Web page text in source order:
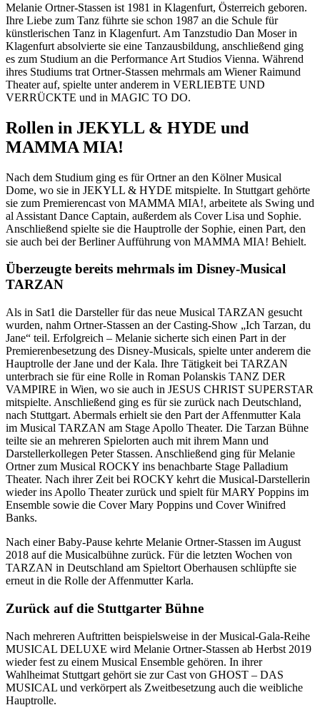
Melanie Ortner-Stassen ist 1981 in Klagenfurt, Österreich geboren.
Ihre Liebe zum Tanz führte sie schon 1987 an die Schule für
künstlerischen Tanz in Klagenfurt. Am Tanzstudio Dan Moser in
Klagenfurt absolvierte sie eine Tanzausbildung, anschließend ging
es zum Studium an die Performance Art Studios Vienna. Während
ihres Studiums trat Ortner-Stassen mehrmals am Wiener Raimund
Theater auf, spielte unter anderem in VERLIEBTE UND
VERRÜCKTE und in MAGIC TO DO.
Rollen in JEKYLL & HYDE und
MAMMA MIA!
Nach dem Studium ging es für Ortner an den Kölner Musical
Dome, wo sie in JEKYLL & HYDE mitspielte. In Stuttgart gehörte
sie zum Premierencast von MAMMA MIA!, arbeitete als Swing und
al Assistant Dance Captain, außerdem als Cover Lisa und Sophie.
Anschließend spielte sie die Hauptrolle der Sophie, einen Part, den
sie auch bei der Berliner Aufführung von MAMMA MIA! Behielt.
Überzeugte bereits mehrmals im Disney-Musical
TARZAN
Als in Sat1 die Darsteller für das neue Musical TARZAN gesucht
wurden, nahm Ortner-Stassen an der Casting-Show „Ich Tarzan, du
Jane“ teil. Erfolgreich – Melanie sicherte sich einen Part in der
Premierenbesetzung des Disney-Musicals, spielte unter anderem die
Hauptrolle der Jane und der Kala. Ihre Tätigkeit bei TARZAN
unterbrach sie für eine Rolle in Roman Polanskis TANZ DER
VAMPIRE in Wien, wo sie auch in JESUS CHRIST SUPERSTAR
mitspielte. Anschließend ging es für sie zurück nach Deutschland,
nach Stuttgart. Abermals erhielt sie den Part der Affenmutter Kala
im Musical TARZAN am Stage Apollo Theater. Die Tarzan Bühne
teilte sie an mehreren Spielorten auch mit ihrem Mann und
Darstellerkollegen Peter Stassen. Anschließend ging für Melanie
Ortner zum Musical ROCKY ins benachbarte Stage Palladium
Theater. Nach ihrer Zeit bei ROCKY kehrt die Musical-Darstellerin
wieder ins Apollo Theater zurück und spielt für MARY Poppins im
Ensemble sowie die Cover Mary Poppins und Cover Winifred
Banks.
Nach einer Baby-Pause kehrte Melanie Ortner-Stassen im August
2018 auf die Musicalbühne zurück. Für die letzten Wochen von
TARZAN in Deutschland am Spieltort Oberhausen schlüpfte sie
erneut in die Rolle der Affenmutter Karla.
Zurück auf die Stuttgarter Bühne
Nach mehreren Auftritten beispielsweise in der Musical-Gala-Reihe
MUSICAL DELUXE wird Melanie Ortner-Stassen ab Herbst 2019
wieder fest zu einem Musical Ensemble gehören. In ihrer
Wahlheimat Stuttgart gehört sie zur Cast von GHOST – DAS
MUSICAL und verkörpert als Zweitbesetzung auch die weibliche
Hauptrolle.